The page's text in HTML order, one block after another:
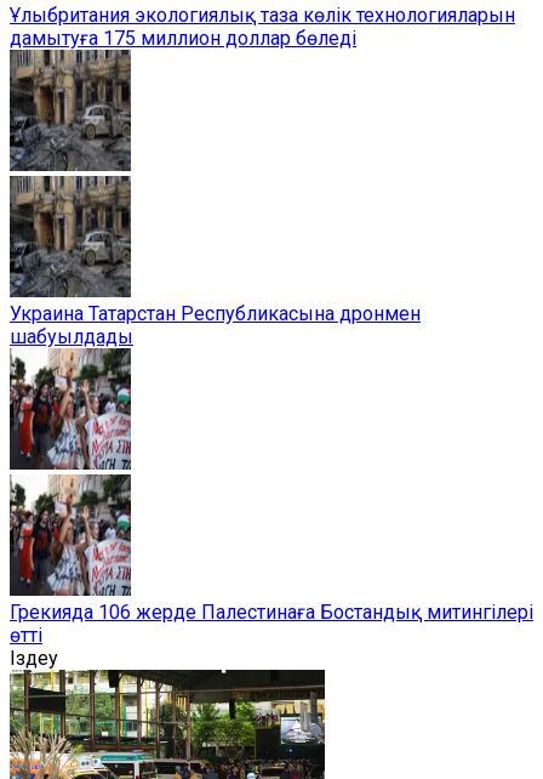
Ұлыбритания экологиялық таза көлік технологияларын
дамытуға 175 миллион доллар бөледі
Украина Татарстан Республикасына дронмен
шабуылдады
Грекияда 106 жерде Палестинаға Бостандық митингілері
өтті
Іздеу